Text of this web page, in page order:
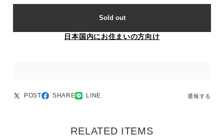
Sold out
日本国内にお住まいの方向け
POST SHARE LINE 通報する
RELATED ITEMS